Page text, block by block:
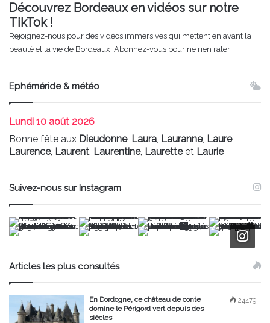
Découvrez Bordeaux en vidéos sur notre
TikTok !
Rejoignez-nous pour des vidéos immersives qui mettent en avant la
beauté et la vie de Bordeaux. Abonnez-vous pour ne rien rater !
Ephéméride & météo
Lundi 10 août 2026
Bonne fête aux Dieudonne, Laura, Lauranne, Laure,
Laurence, Laurent, Laurentine, Lauretteet Laurie
Suivez-nous sur Instagram
Articles les plus consultés
24479
En Dordogne, ce château de conte
domine le Périgord vert depuis des
siècles